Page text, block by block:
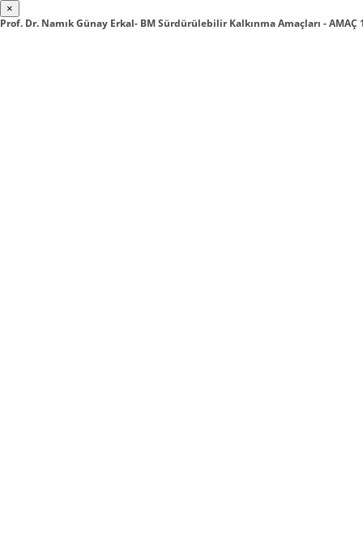
×
Prof. Dr. Namık Günay Erkal- BM Sürdürülebilir Kalkınma Amaçları - AMAÇ